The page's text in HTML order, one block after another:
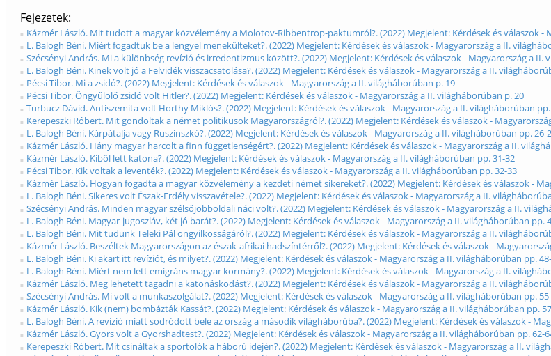
Fejezetek
Kázmér László. Mit tudott a magyar közvélemény a Molotov-Ribbentrop-paktumról?. (2022) Megjelent: Kérdések és válaszok -
L. Balogh Béni. Miért fogadtuk be a lengyel menekülteket?. (2022) Megjelent: Kérdések és válaszok - Magyarország a II.
Szécsényi András. Mi a különbség revízió és irredentizmus között?. (2022) Megjelent: Kérdések és válaszok - Magyarország a II.
L. Balogh Béni. Kinek volt jó a Felvidék visszacsatolása?. (2022) Megjelent: Kérdések és válaszok - Magyarország a II.
Pécsi Tibor. Mi a zsidó?. (2022) Megjelent: Kérdések és válaszok - Magyarország a II. világháborúban p. 19
Pécsi Tibor. Öngyűlölő zsidó volt Hitler?. (2022) Megjelent: Kérdések és válaszok - Magyarország a II. világháborúban p. 20
Turbucz Dávid. Antiszemita volt Horthy Miklós?. (2022) Megjelent: Kérdések és válaszok - Magyarország a II. világháborúban
Kerepeszki Róbert. Mit gondoltak a német politikusok Magyarországról?. (2022) Megjelent: Kérdések és válaszok -
L. Balogh Béni. Kárpátalja vagy Ruszinszkó?. (2022) Megjelent: Kérdések és válaszok - Magyarország a II. világháborúban pp. 26-
Kázmér László. Hány magyar harcolt a finn függetlenségért?. (2022) Megjelent: Kérdések és válaszok - Magyarország a II.
Kázmér László. Kiből lett katona?. (2022) Megjelent: Kérdések és válaszok - Magyarország a II. világháborúban pp. 31-32
Pécsi Tibor. Kik voltak a leventék?. (2022) Megjelent: Kérdések és válaszok - Magyarország a II. világháborúban pp. 32-33
Kázmér László. Hogyan fogadta a magyar közvélemény a kezdeti német sikereket?. (2022) Megjelent: Kérdések és válaszok -
L. Balogh Béni. Sikeres volt Észak-Erdély visszavétele?. (2022) Megjelent: Kérdések és válaszok - Magyarország a II.
Szécsényi András. Minden magyar szélsőjobboldali náci volt?. (2022) Megjelent: Kérdések és válaszok - Magyarország a II.
L. Balogh Béni. Magyar-jugoszláv, két jó barát?. (2022) Megjelent: Kérdések és válaszok - Magyarország a II. világháborúban pp.
L. Balogh Béni. Mit tudunk Teleki Pál öngyilkosságáról?. (2022) Megjelent: Kérdések és válaszok - Magyarország a II.
Kázmér László. Beszéltek Magyarországon az észak-afrikai hadszíntérről?. (2022) Megjelent: Kérdések és válaszok -
L. Balogh Béni. Ki akart itt revíziót, és milyet?. (2022) Megjelent: Kérdések és válaszok - Magyarország a II. világháborúban pp.
L. Balogh Béni. Miért nem lett emigráns magyar kormány?. (2022) Megjelent: Kérdések és válaszok - Magyarország a II.
Kázmér László. Meg lehetett tagadni a katonáskodást?. (2022) Megjelent: Kérdések és válaszok - Magyarország a II.
Szécsényi András. Mi volt a munkaszolgálat?. (2022) Megjelent: Kérdések és válaszok - Magyarország a II. világháborúban pp.
Kázmér László. Kik (nem) bombázták Kassát?. (2022) Megjelent: Kérdések és válaszok - Magyarország a II. világháborúban pp.
L. Balogh Béni. A revízió miatt sodródott bele az ország a második világháborúba?. (2022) Megjelent: Kérdések és válaszok -
Kázmér László. Gyors volt a Gyorshadtest?. (2022) Megjelent: Kérdések és válaszok - Magyarország a II. világháborúban pp. 62-
Kerepeszki Róbert. Mit csináltak a sportolók a háború idején?. (2022) Megjelent: Kérdések és válaszok - Magyarország a II.